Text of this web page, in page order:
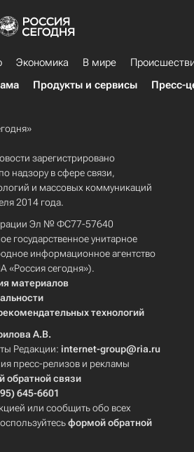
Экономика В мире
Продукты и сервисы Пресс-
зарегистрировано
надзору в сфере связи,
и массовых коммуникаций
2014 года.
Эл № ФС77-57640
государственное унитарное
информационное агентство
«Россия сегодня»).
материалов
технологий
А.В.
Редакции: internet-group@ria.ru
пресс-релизов и рекламы
обратной связи
645-6601
или сообщить обо всех
формой обратной